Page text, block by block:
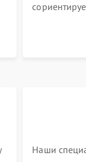
системы а
Наши